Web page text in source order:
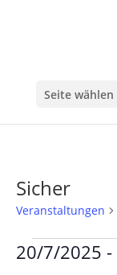
Seite wählen
Sicher
Veranstaltungen
20/7/2025 -